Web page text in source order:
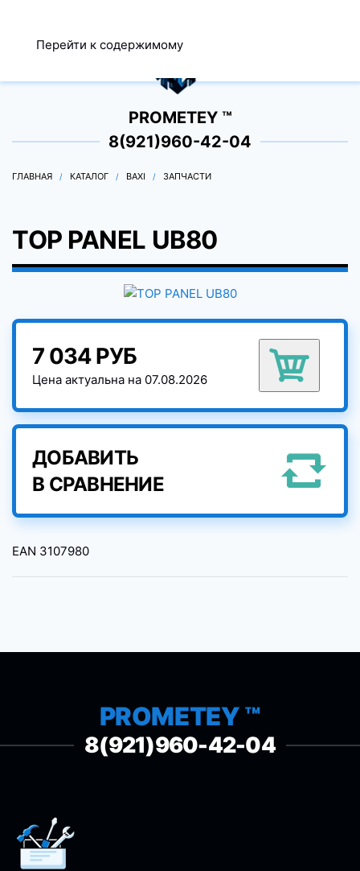
Перейти к содержимому
0
PROMETEY ™
8(921)960-42-04
ГЛАВНАЯ КАТАЛОГ BAXI ЗАПЧАСТИ
TOP PANEL UB80
7 034 РУБ
Цена актуальна на 07.08.2026
ДОБАВИТЬ
В СРАВНЕНИЕ
EAN 3107980
PROMETEY ™
8(921)960-42-04